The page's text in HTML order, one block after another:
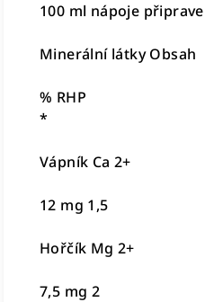
100 ml nápoje
Minerální látky Obsah
% RHP
*
Vápník Ca 2+
12 mg 1,5
Hořčík Mg 2+
7,5 mg 2